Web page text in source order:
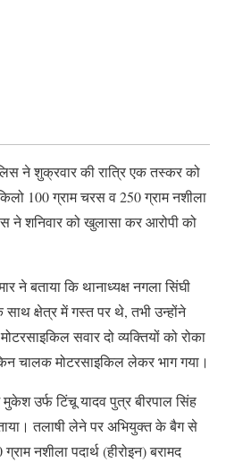
ने शुक्रवार की रात्रि एक तस्कर को
100 ग्राम चरस व 250 ग्राम नशीला
ने शनिवार को खुलासा कर आरोपी को
ने बताया कि थानाध्यक्ष नगला सिंघी
साथ क्षेत्र में गस्त पर थे, तभी उन्होंने
सवार दो व्यक्तियों को रोका
चालक मोटरसाइकिल लेकर भाग गया।
उर्फ टिंचू यादव पुत्र बीरपाल सिंह
तलाषी लेने पर अभियुक्त के बैग से
नशीला पदार्थ (हीरोइन) बरामद